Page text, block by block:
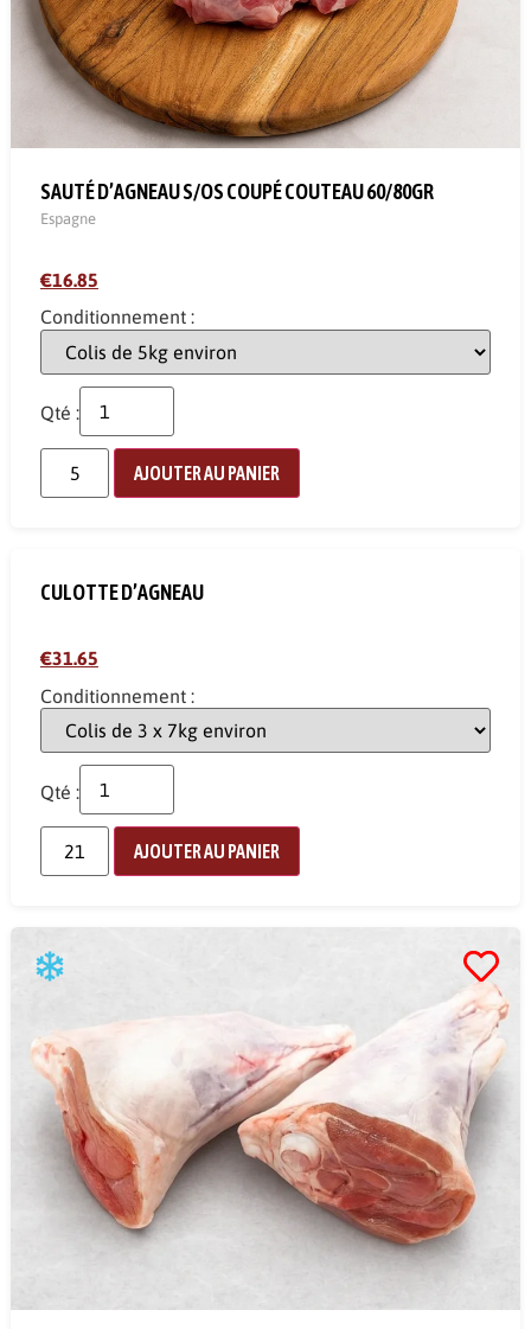
SAUTÉ D’AGNEAU S/OS COUPÉ COUTEAU 60/80GR
Espagne
€16.85
Conditionnement :
Qté :
AJOUTER AU PANIER
CULOTTE D’AGNEAU
€31.65
Conditionnement :
Qté :
AJOUTER AU PANIER